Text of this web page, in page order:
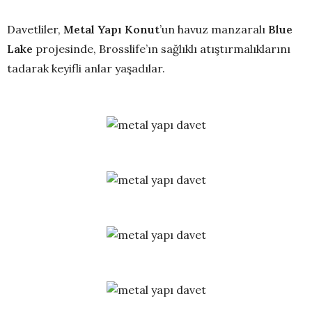
Davetliler, Metal Yapı Konut’un havuz manzaralı Blue
Lake projesinde, Brosslife’ın sağlıklı atıştırmalıklarını
tadarak keyifli anlar yaşadılar.